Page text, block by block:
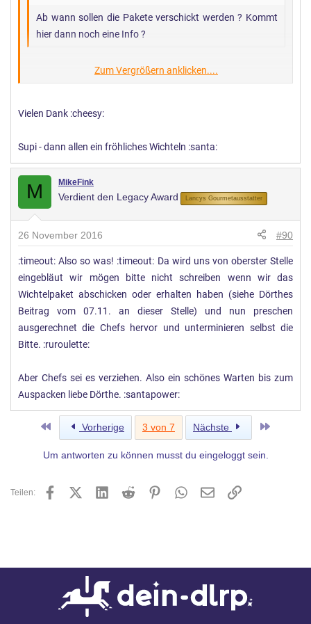
Ab wann sollen die Pakete verschickt werden ? Kommt
hier dann noch eine Info ?
Sorry, habe das Posting völlig übersehen.
Bisher haben eigentlich alle verschickt wann sie wollten, wir
haben sollte, damit alle Pakete wirklich rechtzeitig
ankommen!
Wer also auf den Startschuss gewartet hat: Auf zur Post,
schickt die tollen Pakete gerne auf den Weg!
Zum Vergrößern anklicken....
Vielen Dank :cheesy:
Supi - dann allen ein fröhliches Wichteln :santa:
M MikeFink
Verdient den Legacy Award Lancys Gourmetausstatter
26 November 2016 #90
:timeout: Also so was! :timeout: Da wird uns von oberster Stelle
eingebläut wir mögen bitte nicht schreiben wenn wir das
Wichtelpaket abschicken oder erhalten haben (siehe Dörthes
Beitrag vom 07.11. an dieser Stelle) und nun preschen
ausgerechnet die Chefs hervor und unterminieren selbst die
Bitte. :ruroulette:
Aber Chefs sei es verziehen. Also ein schönes Warten bis zum
Auspacken liebe Dörthe. :santapower:
Erste Vorherige 3 von 7 Nächste
Um antworten zu können musst du eingeloggt sein.
Teilen: FacebookX (Twitter)LinkedInReddit PinterestWhatsApp
E-MailLink